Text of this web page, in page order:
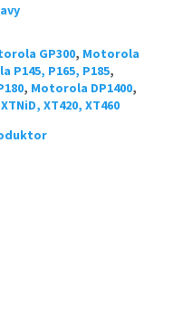
GP300, Motorola
P145, P165, P185,
, Motorola DP1400,
XT420, XT460